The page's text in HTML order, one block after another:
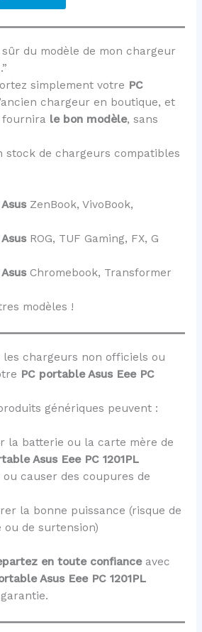
sûr du modèle de mon chargeur
simplement votre PC
chargeur en boutique, et
fournira le bon modèle, sans
stock de chargeurs compatibles
ZenBook, VivoBook,
ROG, TUF Gaming, FX, G
Chromebook, Transformer
modèles !
les chargeurs non officiels ou
PC portable Asus Eee PC
génériques peuvent :
la batterie ou la carte mère de
Asus Eee PC 1201PL
causer des coupures de
la bonne puissance (risque de
ou de surtension)
en toute confianceavec
Asus Eee PC 1201PL